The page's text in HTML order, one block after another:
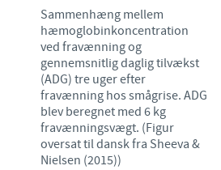
Sammenhæng mellem
hæmoglobinkoncentration
ved fravænning og
gennemsnitlig daglig tilvækst
(ADG) tre uger efter
fravænning hos smågrise. ADG
blev beregnet med 6 kg
fravænningsvægt. (Figur
oversat til dansk fra Sheeva &
Nielsen (2015))